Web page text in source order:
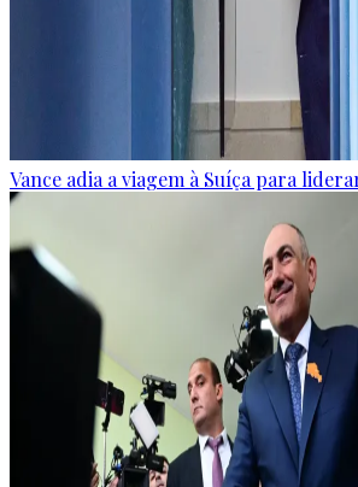
Vance adia a viagem à Suíça para